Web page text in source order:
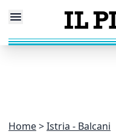
Home Istria - Balcani